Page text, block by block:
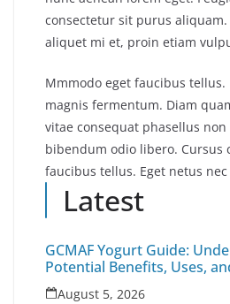
consectetur sit purus
aliquet mi et, proin etiam
Mmmodo eget faucibus tellus.
magnis fermentum. Diam
vitae consequat phasellus
bibendum odio libero. Cursus
faucibus tellus. Eget netus
Latest
GCMAF Yogurt Guide:
Potential Benefits, Uses,
Health Factors
August 5, 2026